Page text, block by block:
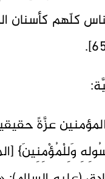
كلّهم كأسنان
عزَّةً